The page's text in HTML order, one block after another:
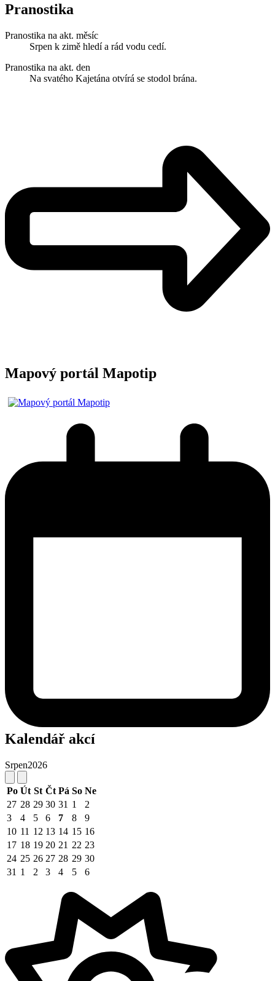
Pranostika
Pranostika na akt. měsíc
Srpen k zimě hledí a rád vodu cedí.
Pranostika na akt. den
Na svatého Kajetána otvírá se stodol brána.
Mapový portál Mapotip
Kalendář akcí
Srpen2026
Po Út St Čt Pá So Ne
27 28 29 30 31 1
2
3
4 5 6 7 8
9
10 11 12 13 14 15 16
17 18 19 20 21 22 23
24 25 26 27 28 29 30
31 1 2 3 4 5 6